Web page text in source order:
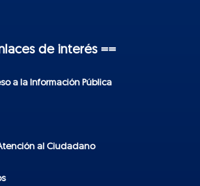
de interés ==
a la Información Pública
al Ciudadano